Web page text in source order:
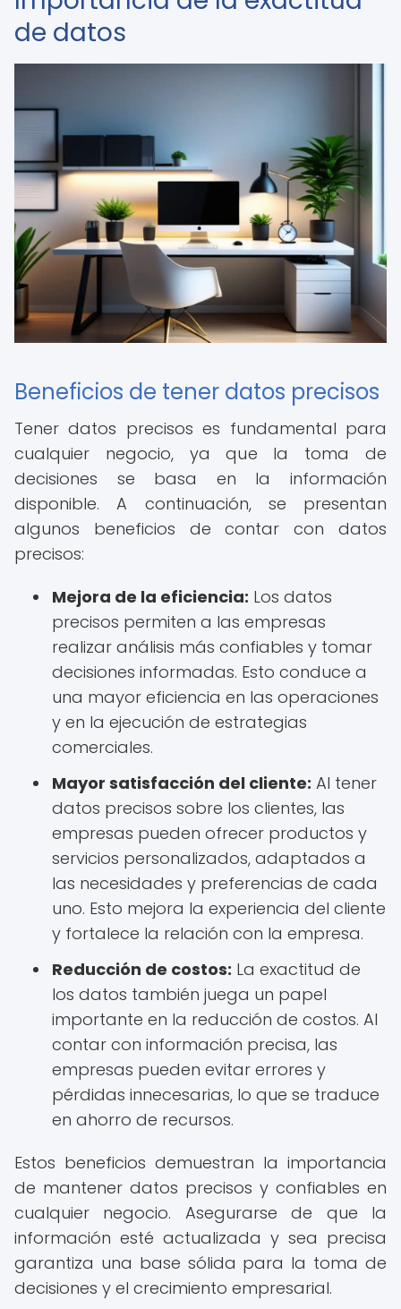
de datos
Beneficios de tener datos precisos
Tener datos precisos es fundamental para
cualquier negocio, ya que la toma de
decisiones se basa en la información
disponible. A continuación, se presentan
algunos beneficios de contar con datos
precisos:
Mejora de la eficiencia: Los datos
precisos permiten a las empresas
realizar análisis más confiables y tomar
decisiones informadas. Esto conduce a
una mayor eficiencia en las operaciones
y en la ejecución de estrategias
comerciales.
Mayor satisfacción del cliente: Al tener
datos precisos sobre los clientes, las
empresas pueden ofrecer productos y
servicios personalizados, adaptados a
las necesidades y preferencias de cada
uno. Esto mejora la experiencia del cliente
y fortalece la relación con la empresa.
Reducción de costos: La exactitud de
los datos también juega un papel
importante en la reducción de costos. Al
contar con información precisa, las
empresas pueden evitar errores y
pérdidas innecesarias, lo que se traduce
en ahorro de recursos.
Estos beneficios demuestran la importancia
de mantener datos precisos y confiables en
cualquier negocio. Asegurarse de que la
información esté actualizada y sea precisa
garantiza una base sólida para la toma de
decisiones y el crecimiento empresarial.